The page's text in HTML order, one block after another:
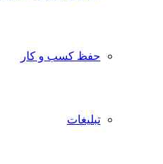
حفظ کسب و کار
تبلیغات